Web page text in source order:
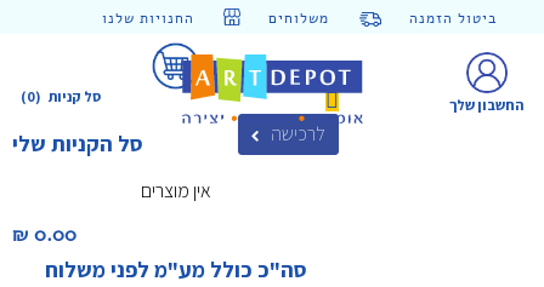
ביטול הזמנה משלוחים החנויות שלנו
(0) סל קניות
סל הקניות שלי לרכישה
אין מוצרים
0.00 ₪‎
סה"כ כולל מע"מ לפני משלוח
החשבון שלך